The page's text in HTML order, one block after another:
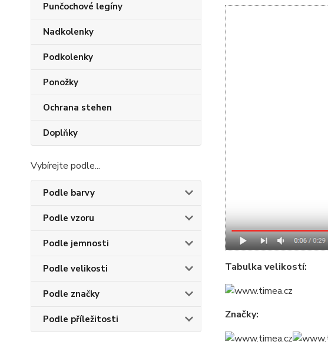
Punčochové legíny
Nadkolenky
Podkolenky
Ponožky
Ochrana stehen
Doplňky
Vybírejte podle...
Podle barvy
Podle vzoru
Podle jemnosti
Podle velikosti
Podle značky
Podle příležitosti
Tabulka velikostí:
Značky: